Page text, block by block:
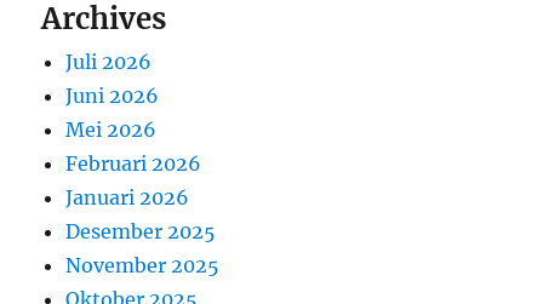
Archives
Juli 2026
Juni 2026
Mei 2026
Februari 2026
Januari 2026
Desember 2025
November 2025
Oktober 2025